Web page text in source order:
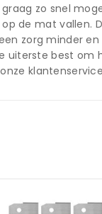
zo snel
op de mat vallen.
zorg minder
uiterste best